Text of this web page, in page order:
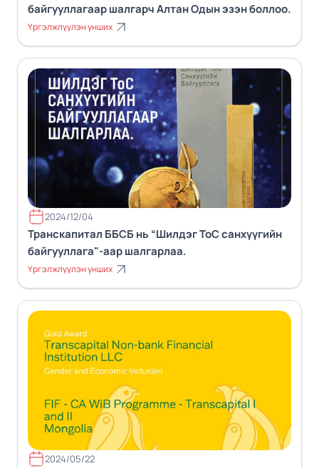
байгууллагаар шалгарч Алтан Одын эзэн боллоо.
Үргэлжлүүлэн унших
2024/12/04
Транскапитал ББСБ нь “Шилдэг ТоС санхүүгийн
байгууллага"-аар шалгарлаа.
Үргэлжлүүлэн унших
2024/05/22